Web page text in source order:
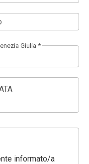
Giulia *
informato/a